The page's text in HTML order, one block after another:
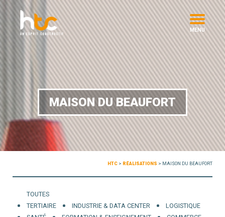
MENU
MAISON DU BEAUFORT
HTC > RÉALISATIONS > MAISON DU BEAUFORT
TOUTES
TERTIAIRE
INDUSTRIE & DATA CENTER
LOGISTIQUE